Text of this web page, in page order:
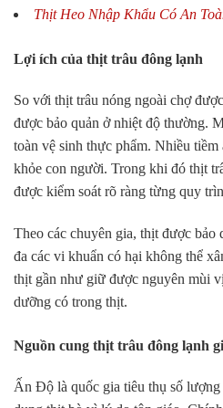
Thịt Heo Nhập Khẩu Có An
Lợi ích của thịt trâu đông lạnh
So với thịt trâu nóng ngoài chợ
được bảo quản ở nhiệt độ thường.
toàn vệ sinh thực phẩm. Nhiều
khỏe con người. Trong khi đó thịt
được kiểm soát rõ ràng từng quy
Theo các chuyên gia, thịt được bảo
đa các vi khuẩn có hại không thể
thịt gần như giữ được nguyên mùi
dưỡng có trong thịt.
Nguồn cung thịt trâu đông lạnh
Ấn Độ là quốc gia tiêu thụ số